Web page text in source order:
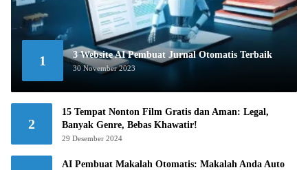
1 3 Website AI Pembuat Jurnal Otomatis Terbaik
30 November 2023
2
15 Tempat Nonton Film Gratis dan Aman: Legal,
Banyak Genre, Bebas Khawatir!
29 Desember 2024
AI Pembuat Makalah Otomatis: Makalah Anda Auto